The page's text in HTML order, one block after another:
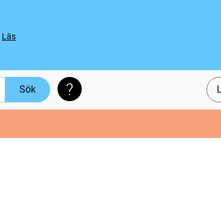
Läs
Sök Söktips